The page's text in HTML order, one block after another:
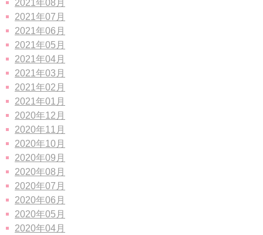
2021年08月
2021年07月
2021年06月
2021年05月
2021年04月
2021年03月
2021年02月
2021年01月
2020年12月
2020年11月
2020年10月
2020年09月
2020年08月
2020年07月
2020年06月
2020年05月
2020年04月